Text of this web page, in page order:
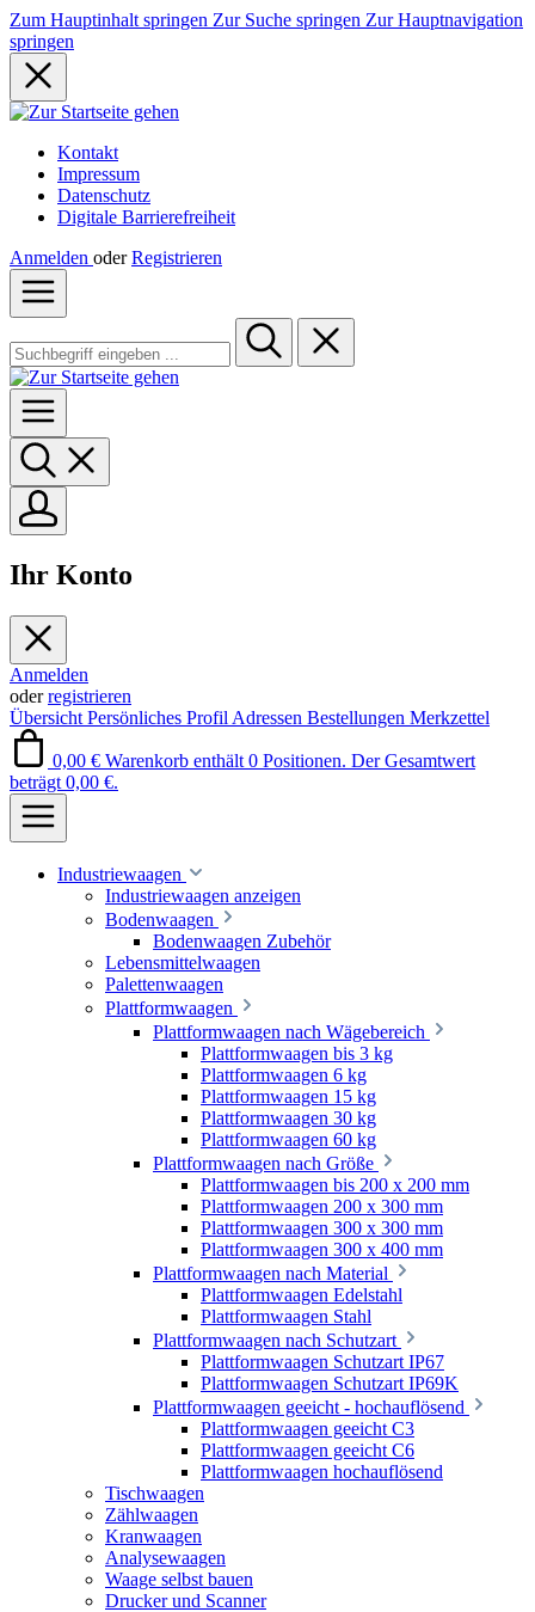
Zum Hauptinhalt springen Zur Suche springen Zur Hauptnavigation
springen
Kontakt
Impressum
Datenschutz
Digitale Barrierefreiheit
Anmelden oder Registrieren
Ihr Konto
Anmelden
oderregistrieren
Übersicht Persönliches Profil Adressen Bestellungen Merkzettel
0,00 € Warenkorb enthält 0 Positionen. Der Gesamtwert
beträgt 0,00 €.
Industriewaagen
Industriewaagen anzeigen
Bodenwaagen
Bodenwaagen Zubehör
Lebensmittelwaagen
Palettenwaagen
Plattformwaagen
Plattformwaagen nach Wägebereich
Plattformwaagen bis 3 kg
Plattformwaagen 6 kg
Plattformwaagen 15 kg
Plattformwaagen 30 kg
Plattformwaagen 60 kg
Plattformwaagen nach Größe
Plattformwaagen bis 200 x 200 mm
Plattformwaagen 200 x 300 mm
Plattformwaagen 300 x 300 mm
Plattformwaagen 300 x 400 mm
Plattformwaagen nach Material
Plattformwaagen Edelstahl
Plattformwaagen Stahl
Plattformwaagen nach Schutzart
Plattformwaagen Schutzart IP67
Plattformwaagen Schutzart IP69K
Plattformwaagen geeicht - hochauflösend
Plattformwaagen geeicht C3
Plattformwaagen geeicht C6
Plattformwaagen hochauflösend
Tischwaagen
Zählwaagen
Kranwaagen
Analysewaagen
Waage selbst bauen
Drucker und Scanner